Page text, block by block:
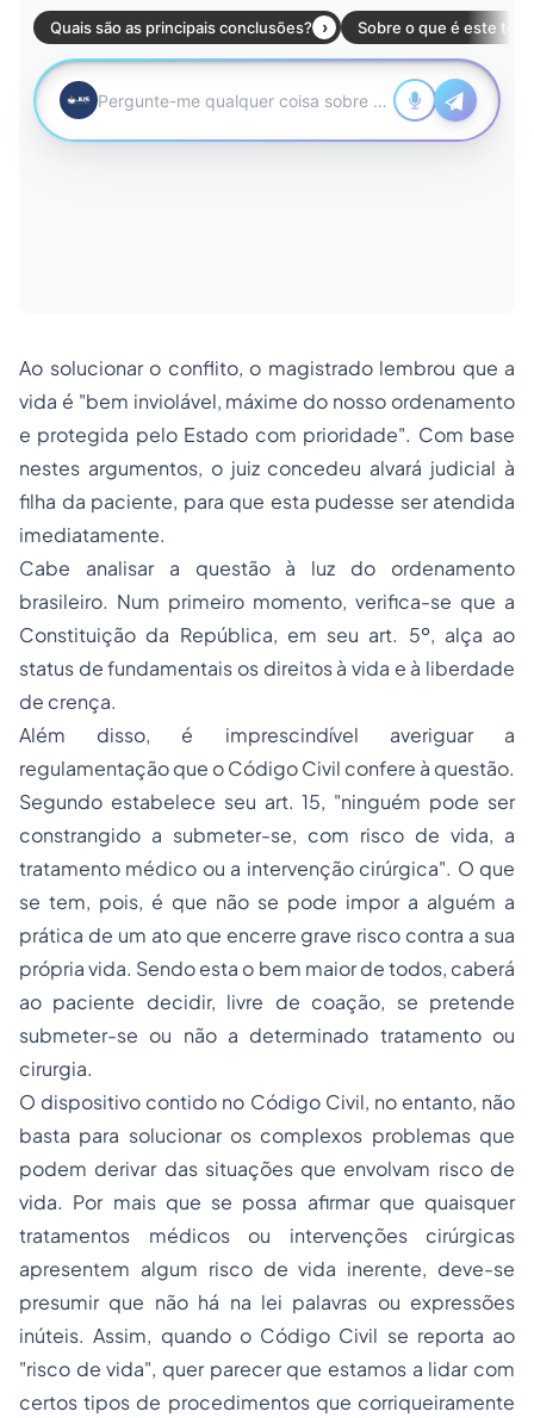
Ao solucionar o conflito, o magistrado lembrou que a
vida é "bem inviolável, máxime do nosso ordenamento
e protegida pelo Estado com prioridade". Com base
nestes argumentos, o juiz concedeu alvará judicial à
filha da paciente, para que esta pudesse ser atendida
imediatamente.
Cabe analisar a questão à luz do ordenamento
brasileiro. Num primeiro momento, verifica-se que a
Constituição da República, em seu art. 5º, alça ao
status de fundamentais os direitos à vida e à liberdade
de crença.
Além disso, é imprescindível averiguar a
regulamentação que o Código Civil confere à questão.
Segundo estabelece seu art. 15, "ninguém pode ser
constrangido a submeter-se, com risco de vida, a
tratamento médico ou a intervenção cirúrgica". O que
se tem, pois, é que não se pode impor a alguém a
prática de um ato que encerre grave risco contra a sua
própria vida. Sendo esta o bem maior de todos, caberá
ao paciente decidir, livre de coação, se pretende
submeter-se ou não a determinado tratamento ou
cirurgia.
O dispositivo contido no Código Civil, no entanto, não
basta para solucionar os complexos problemas que
podem derivar das situações que envolvam risco de
vida. Por mais que se possa afirmar que quaisquer
tratamentos médicos ou intervenções cirúrgicas
apresentem algum risco de vida inerente, deve-se
presumir que não há na lei palavras ou expressões
inúteis. Assim, quando o Código Civil se reporta ao
"risco de vida", quer parecer que estamos a lidar com
certos tipos de procedimentos que corriqueiramente